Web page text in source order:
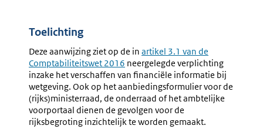
Toelichting
Deze aanwijzing ziet op de in Externe
link:
artikel 3.1 van de
Comptabiliteitswet 2016 neergelegde verplichting
inzake het verschaffen van financiële informatie bij
wetgeving. Ook op het aanbiedingsformulier voor de
(rijks)ministerraad, de onderraad of het ambtelijke
voorportaal dienen de gevolgen voor de
rijksbegroting in­zichtelijk te worden gemaakt.